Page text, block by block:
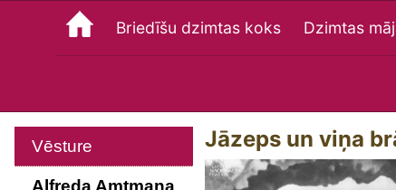
Briedīšu dzimtas koks Dzimtas
Vēsture
Alfreda Amtmaņa
Jāzeps un viņa